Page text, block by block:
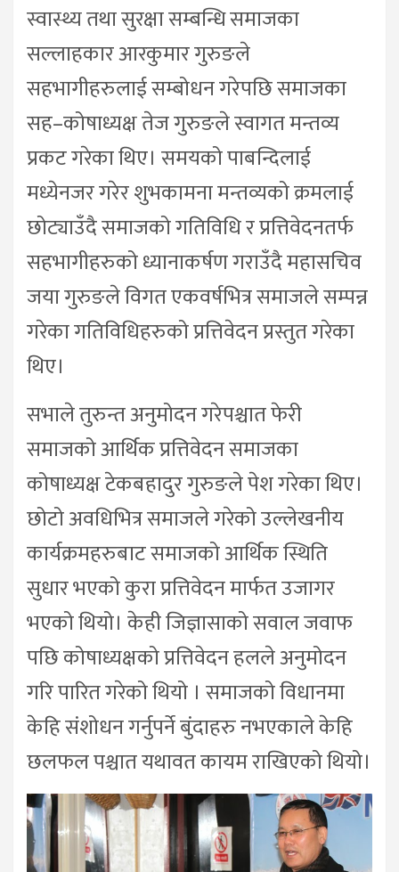
स्वास्थ्य तथा सुरक्षा सम्बन्धि समाजका
सल्लाहकार आरकुमार गुरुङले
सहभागीहरुलाई सम्बोधन गरेपछि समाजका
सह–कोषाध्यक्ष तेज गुरुङले स्वागत मन्तव्य
प्रकट गरेका थिए। समयको पाबन्दिलाई
मध्येनजर गरेर शुभकामना मन्तव्यको क्रमलाई
छोट्याउँदै समाजको गतिविधि र प्रत्तिवेदनतर्फ
सहभागीहरुको ध्यानाकर्षण गराउँदै महासचिव
जया गुरुङले विगत एकवर्षभित्र समाजले सम्पन्न
गरेका गतिविधिहरुको प्रत्तिवेदन प्रस्तुत गरेका
थिए।
सभाले तुरुन्त अनुमोदन गरेपश्चात फेरी
समाजको आर्थिक प्रत्तिवेदन समाजका
कोषाध्यक्ष टेकबहादुर गुरुङले पेश गरेका थिए।
छोटो अवधिभित्र समाजले गरेको उल्लेखनीय
कार्यक्रमहरुबाट समाजको आर्थिक स्थिति
सुधार भएको कुरा प्रत्तिवेदन मार्फत उजागर
भएको थियो। केही जिज्ञासाको सवाल जवाफ
पछि कोषाध्यक्षको प्रत्तिवेदन हलले अनुमोदन
गरि पारित गरेको थियो । समाजको विधानमा
केहि संशोधन गर्नुपर्ने बुंदाहरु नभएकाले केहि
छलफल पश्चात यथावत कायम राखिएको थियो।